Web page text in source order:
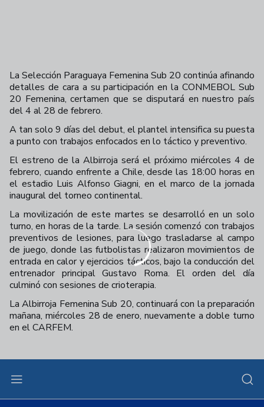
La Selección Paraguaya Femenina Sub 20 continúa afinando
detalles de cara a su participación en la CONMEBOL Sub
20 Femenina, certamen que se disputará en nuestro país
del 4 al 28 de febrero.
A tan solo 9 días del debut, el plantel intensifica su puesta
a punto con trabajos enfocados en lo táctico y preventivo.
El estreno de la Albirroja será el próximo miércoles 4 de
febrero, cuando enfrente a Chile, desde las 18:00 horas en
el estadio Luis Alfonso Giagni, en el marco de la jornada
inaugural del torneo continental.
La movilización de este martes se desarrolló en un solo
turno, en horas de la tarde. La sesión comenzó con trabajos
preventivos de lesiones, para luego trasladarse al campo
de juego, donde las futbolistas realizaron movimientos de
entrada en calor y ejercicios tácticos, bajo la conducción del
entrenador principal Gustavo Roma. El orden del día
culminó con sesiones de crioterapia.
La Albirroja Femenina Sub 20, continuará con la preparación
mañana, miércoles 28 de enero, nuevamente a doble turno
en el CARFEM.